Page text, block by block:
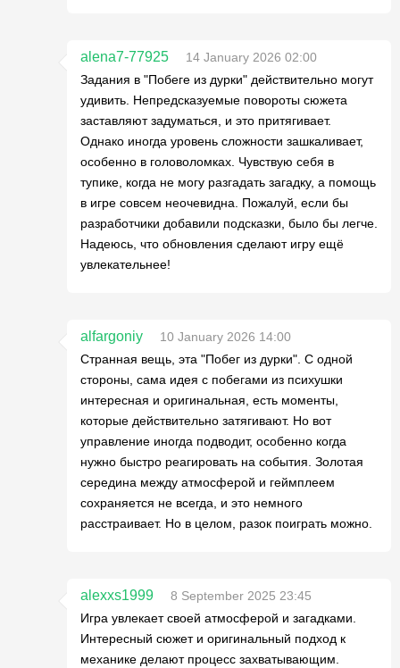
alena7-77925
14 January 2026 02:00
Задания в "Побеге из дурки" действительно могут
удивить. Непредсказуемые повороты сюжета
заставляют задуматься, и это притягивает.
Однако иногда уровень сложности зашкаливает,
особенно в головоломках. Чувствую себя в
тупике, когда не могу разгадать загадку, а помощь
в игре совсем неочевидна. Пожалуй, если бы
разработчики добавили подсказки, было бы легче.
Надеюсь, что обновления сделают игру ещё
увлекательнее!
alfargoniy
10 January 2026 14:00
Странная вещь, эта "Побег из дурки". С одной
стороны, сама идея с побегами из психушки
интересная и оригинальная, есть моменты,
которые действительно затягивают. Но вот
управление иногда подводит, особенно когда
нужно быстро реагировать на события. Золотая
середина между атмосферой и геймплеем
сохраняется не всегда, и это немного
расстраивает. Но в целом, разок поиграть можно.
alexxs1999
8 September 2025 23:45
Игра увлекает своей атмосферой и загадками.
Интересный сюжет и оригинальный подход к
механике делают процесс захватывающим.